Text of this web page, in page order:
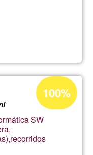
Ayuda
y
servicio
GNU
SW
Porcentaje
de
aceptación
de
G1
100%